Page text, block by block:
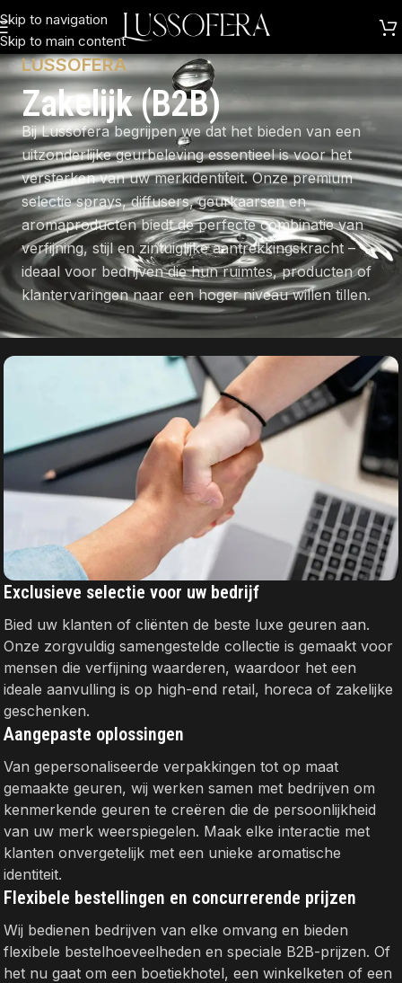
Skip to navigation
Skip to main content
LUSSOFERA
Zakelijk (B2B)
Bij Lussofera begrijpen we dat het bieden van een
uitzonderlijke geurbeleving essentieel is voor het
versterken van uw merkidentiteit. Onze premium
selectie sprays, diffusers, geurkaarsen en
aromaproducten biedt de perfecte combinatie van
verfijning, stijl en zintuiglijke aantrekkingskracht –
ideaal voor bedrijven die hun ruimtes, producten of
klantervaringen naar een hoger niveau willen tillen.
Exclusieve selectie voor uw bedrijf
Bied uw klanten of cliënten de beste luxe geuren aan.
Onze zorgvuldig samengestelde collectie is gemaakt voor
mensen die verfijning waarderen, waardoor het een
ideale aanvulling is op high-end retail, horeca of zakelijke
geschenken.
Aangepaste oplossingen
Van gepersonaliseerde verpakkingen tot op maat
gemaakte geuren, wij werken samen met bedrijven om
kenmerkende geuren te creëren die de persoonlijkheid
van uw merk weerspiegelen. Maak elke interactie met
klanten onvergetelijk met een unieke aromatische
identiteit.
Flexibele bestellingen en concurrerende prijzen
Wij bedienen bedrijven van elke omvang en bieden
flexibele bestelhoeveelheden en speciale B2B-prijzen. Of
het nu gaat om een boetiekhotel, een winkelketen of een